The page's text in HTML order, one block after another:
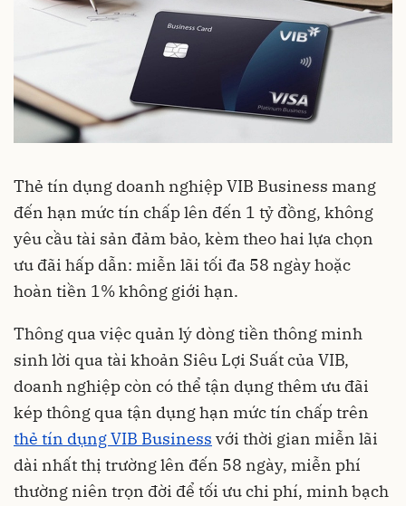
Thẻ tín dụng doanh nghiệp VIB Business mang
đến hạn mức tín chấp lên đến 1 tỷ đồng, không
yêu cầu tài sản đảm bảo, kèm theo hai lựa chọn
ưu đãi hấp dẫn: miễn lãi tối đa 58 ngày hoặc
hoàn tiền 1% không giới hạn.
Thông qua việc quản lý dòng tiền thông minh
sinh lời qua tài khoản Siêu Lợi Suất của VIB,
doanh nghiệp còn có thể tận dụng thêm ưu đãi
kép thông qua tận dụng hạn mức tín chấp trên
thẻ tín dụng VIB Business với thời gian miễn lãi
dài nhất thị trường lên đến 58 ngày, miễn phí
thường niên trọn đời để tối ưu chi phí, minh bạch